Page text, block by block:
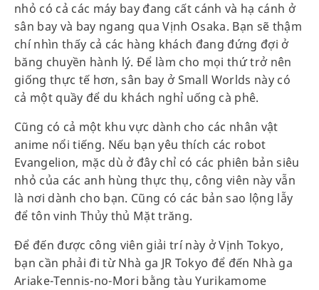
nhỏ có cả các máy bay đang cất cánh và hạ cánh ở
sân bay và bay ngang qua Vịnh Osaka. Bạn sẽ thậm
chí nhìn thấy cả các hàng khách đang đứng đợi ở
băng chuyền hành lý. Để làm cho mọi thứ trở nên
giống thực tế hơn, sân bay ở Small Worlds này có
cả một quầy để du khách nghỉ uống cà phê.
Cũng có cả một khu vực dành cho các nhân vật
anime nổi tiếng. Nếu bạn yêu thích các robot
Evangelion, mặc dù ở đây chỉ có các phiên bản siêu
nhỏ của các anh hùng thực thụ, công viên này vẫn
là nơi dành cho bạn. Cũng có các bản sao lộng lẫy
để tôn vinh Thủy thủ Mặt trăng.
Để đến được công viên giải trí này ở Vịnh Tokyo,
bạn cần phải đi từ Nhà ga JR Tokyo để đến Nhà ga
Ariake-Tennis-no-Mori bằng tàu Yurikamome